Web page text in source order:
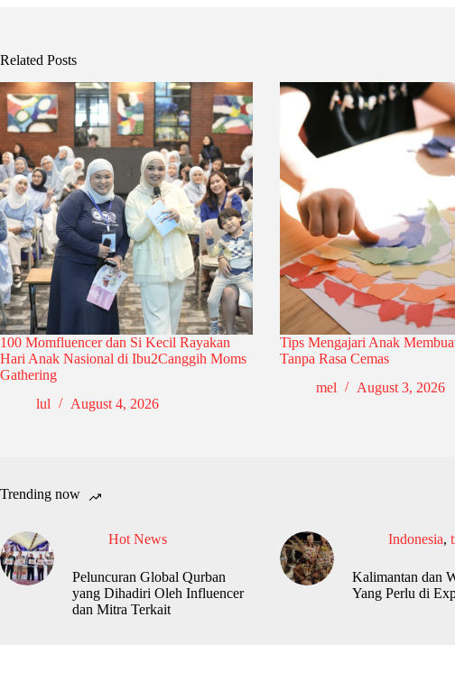
Related Posts
100 Momfluencer dan Si Kecil Rayakan
Hari Anak Nasional di Ibu2Canggih Moms
Gathering
lul
August 4, 2026
Tips Mengajari Anak
Tanpa Rasa Cemas
mel
August 3, 2026
Trending now
Hot News
Peluncuran Global Qurban
yang Dihadiri Oleh Influencer
dan Mitra Terkait
Indonesia,
Kalimantan dan
Yang Perlu di